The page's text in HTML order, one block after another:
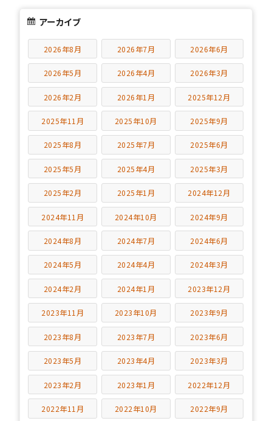
アーカイブ
2026年8月 2026年7月 2026年6月
2026年5月 2026年4月 2026年3月
2026年2月 2026年1月 2025年12月
2025年11月 2025年10月 2025年9月
2025年8月 2025年7月 2025年6月
2025年5月 2025年4月 2025年3月
2025年2月 2025年1月 2024年12月
2024年11月 2024年10月 2024年9月
2024年8月 2024年7月 2024年6月
2024年5月 2024年4月 2024年3月
2024年2月 2024年1月 2023年12月
2023年11月 2023年10月 2023年9月
2023年8月 2023年7月 2023年6月
2023年5月 2023年4月 2023年3月
2023年2月 2023年1月 2022年12月
2022年11月 2022年10月 2022年9月